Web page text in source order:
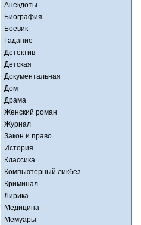
Анекдоты
Биография
Боевик
Гадание
Детектив
Детская
Документальная
Дом
Драма
Женский роман
Журнал
Закон и право
История
Классика
Компьютерный ликбез
Криминал
Лирика
Медицина
Мемуары